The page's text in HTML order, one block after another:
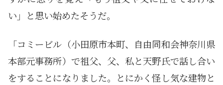
い」と思い始めたそうだ。
「コミービル（小田原市本町、自由同和会神奈川県
本部元事務所）で祖父、父、私と天野氏で話し合い
をすることになりました。とにかく怪し気な建物と